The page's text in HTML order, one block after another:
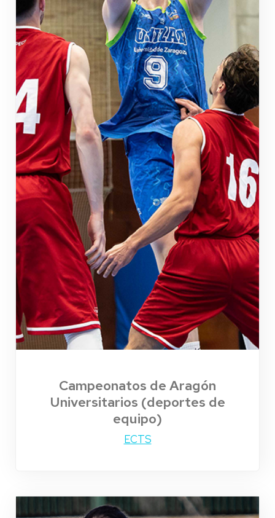
Campeonatos de Aragón
Universitarios (deportes de
equipo)
ECTS